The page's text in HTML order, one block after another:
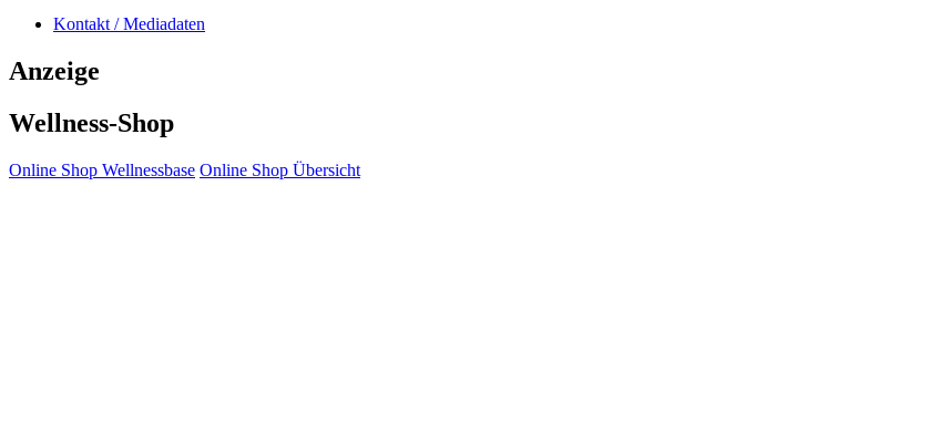
Kontakt / Mediadaten
Anzeige
Wellness-Shop
Online Shop Wellnessbase Online Shop Übersicht